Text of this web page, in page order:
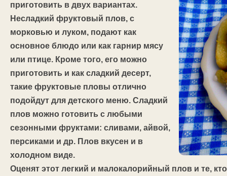
приготовить в двух вариантах.
Несладкий фруктовый плов, с
морковью и луком, подают как
основное блюдо или как гарнир мясу
или птице. Кроме того, его можно
приготовить и как сладкий десерт,
такие фруктовые пловы отлично
подойдут для детского меню. Сладкий
плов можно готовить с любыми
сезонными фруктами: сливами, айвой,
персиками и др. Плов вкусен и в
холодном виде.
Оценят этот легкий и малокалорийный плов и те,